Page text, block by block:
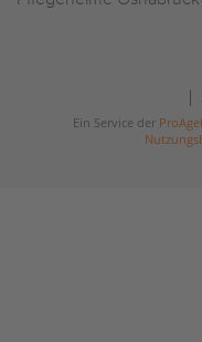
Ein Service der